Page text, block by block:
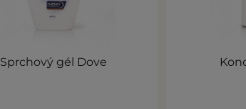
Sprchový gél Dove